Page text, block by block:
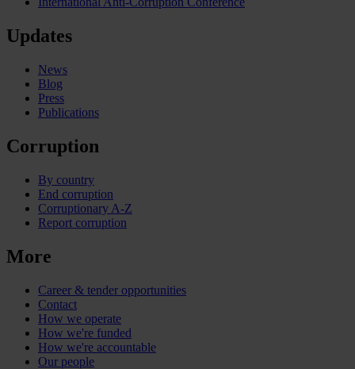
Updates
News
Blog
Press
Publications
Corruption
By country
End corruption
Corruptionary A-Z
Report corruption
More
Career & tender opportunities
Contact
How we operate
How we're funded
How we're accountable
Our people